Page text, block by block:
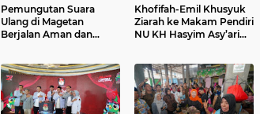
Pemungutan Suara
Ulang di Magetan
Berjalan Aman dan
Khofifah-Emil Khusyuk
Ziarah ke Makam Pendiri
NU KH Hasyim Asy’ari